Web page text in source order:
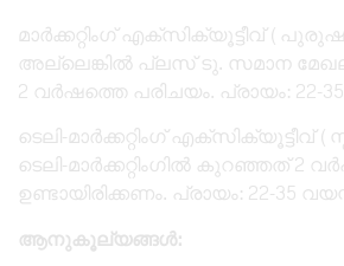
​മാർക്കറ്റിംഗ് എക്സിക്യൂട്ടീവ്
അല്ലെങ്കിൽ പ്ലസ് ടു. സമാന
2 വർഷത്തെ പരിചയം. പ്രായം: 22-
​ടെലി-മാർക്കറ്റിംഗ്
ടെലി-മാർക്കറ്റിംഗിൽ കുറഞ്ഞത് 2
ഉണ്ടായിരിക്കണം. പ്രായം: 22-35
ആനുകൂല്യങ്ങൾ: